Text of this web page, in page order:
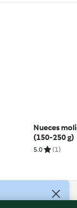
Nueces
(150-250 g)
5.0 (1)